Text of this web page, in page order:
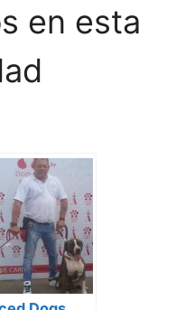
en esta